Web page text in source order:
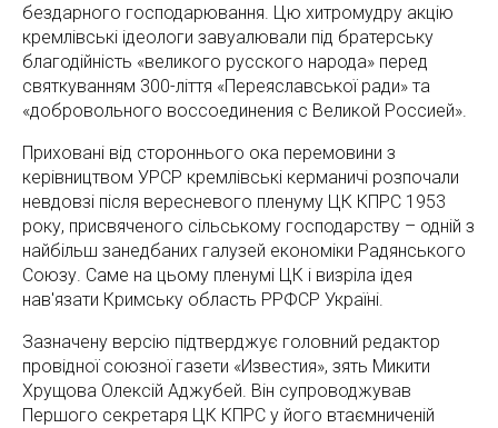
бездарного господарювання. Цю хитромудру акцію
кремлівські ідеологи завуалювали під братерську
благодійність «великого русского народа» перед
святкуванням 300-ліття «Переяславської ради» та
«добровольного воссоединения с Великой Россией».
Приховані від стороннього ока перемовини з
керівництвом УРСР кремлівські керманичі розпочали
невдовзі після вересневого пленуму ЦК КПРС 1953
року, присвяченого сільському господарству – одній з
найбільш занедбаних галузей економіки Радянського
Союзу. Саме на цьому пленумі ЦК і визріла ідея
нав'язати Кримську область РРФСР Україні.
Зазначену версію підтверджує головний редактор
провідної союзної газети «Известия», зять Микити
Хрущова Олексій Аджубей. Він супроводжував
Першого секретаря ЦК КПРС у його втаємниченій